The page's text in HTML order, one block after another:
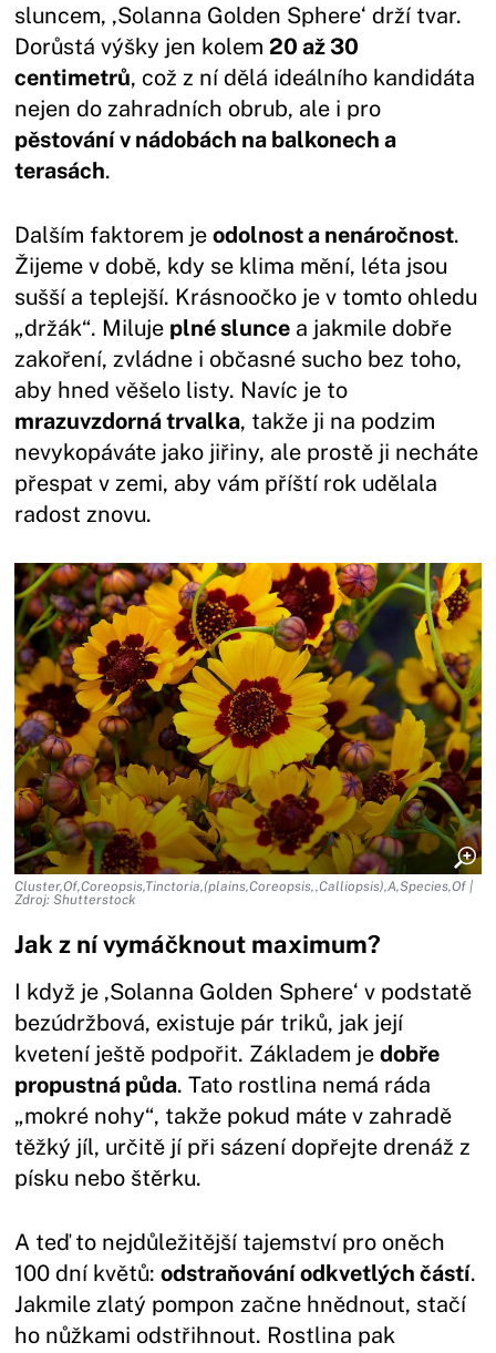
sluncem, ‚Solanna Golden Sphere‘ drží tvar.
Dorůstá výšky jen kolem 20 až 30
centimetrů, což z ní dělá ideálního kandidáta
nejen do zahradních obrub, ale i pro
pěstování v nádobách na balkonech a
terasách.
Dalším faktorem jeodolnost a nenáročnost.
Žijeme v době, kdy se klima mění, léta jsou
sušší a teplejší. Krásnoočko je v tomto ohledu
„držák“. Miluje plné slunce a jakmile dobře
zakoření, zvládne i občasné sucho bez toho,
aby hned věšelo listy. Navíc je to
mrazuvzdorná trvalka, takže ji na podzim
nevykopáváte jako jiřiny, ale prostě ji necháte
přespat v zemi, aby vám příští rok udělala
radost znovu.
Cluster,Of,Coreopsis,Tinctoria,(plains,Coreopsis,,Calliopsis),A,Species,Of |
Zdroj: Shutterstock
Jak z ní vymáčknout maximum?
I když je ‚Solanna Golden Sphere‘ v podstatě
bezúdržbová, existuje pár triků, jak její
kvetení ještě podpořit. Základem jedobře
propustná půda. Tato rostlina nemá ráda
„mokré nohy“, takže pokud máte v zahradě
těžký jíl, určitě jí při sázení dopřejte drenáž z
písku nebo štěrku.
A teď to nejdůležitější tajemství pro oněch
100 dní květů:odstraňování odkvetlých částí.
Jakmile zlatý pompon začne hnědnout, stačí
ho nůžkami odstřihnout. Rostlina pak